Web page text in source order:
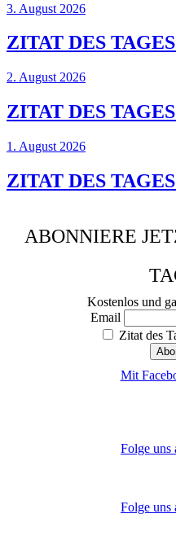
3. August 2026
ZITAT DES
2. August 2026
ZITAT DES
1. August 2026
ZITAT DES
ABONNIERE
Kostenlos und
Email
Zitat des
Mit
Folge uns
Folge uns